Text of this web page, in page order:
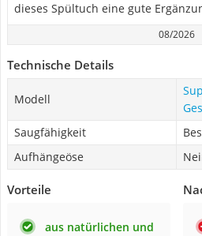
dieses Spültuch eine gute
08/2026
Technische Details
Modell
Saugfähigkeit
Aufhängeöse
Vorteile
aus natürlichen und